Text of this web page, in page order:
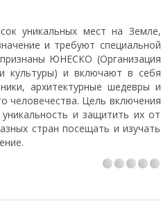
уникальных мест на Земле,
и требуют специальной
ЮНЕСКО (Организация
культуры) и включают в себя
архитектурные шедевры и
человечества. Цель включения
и защитить их от
стран посещать и изучать